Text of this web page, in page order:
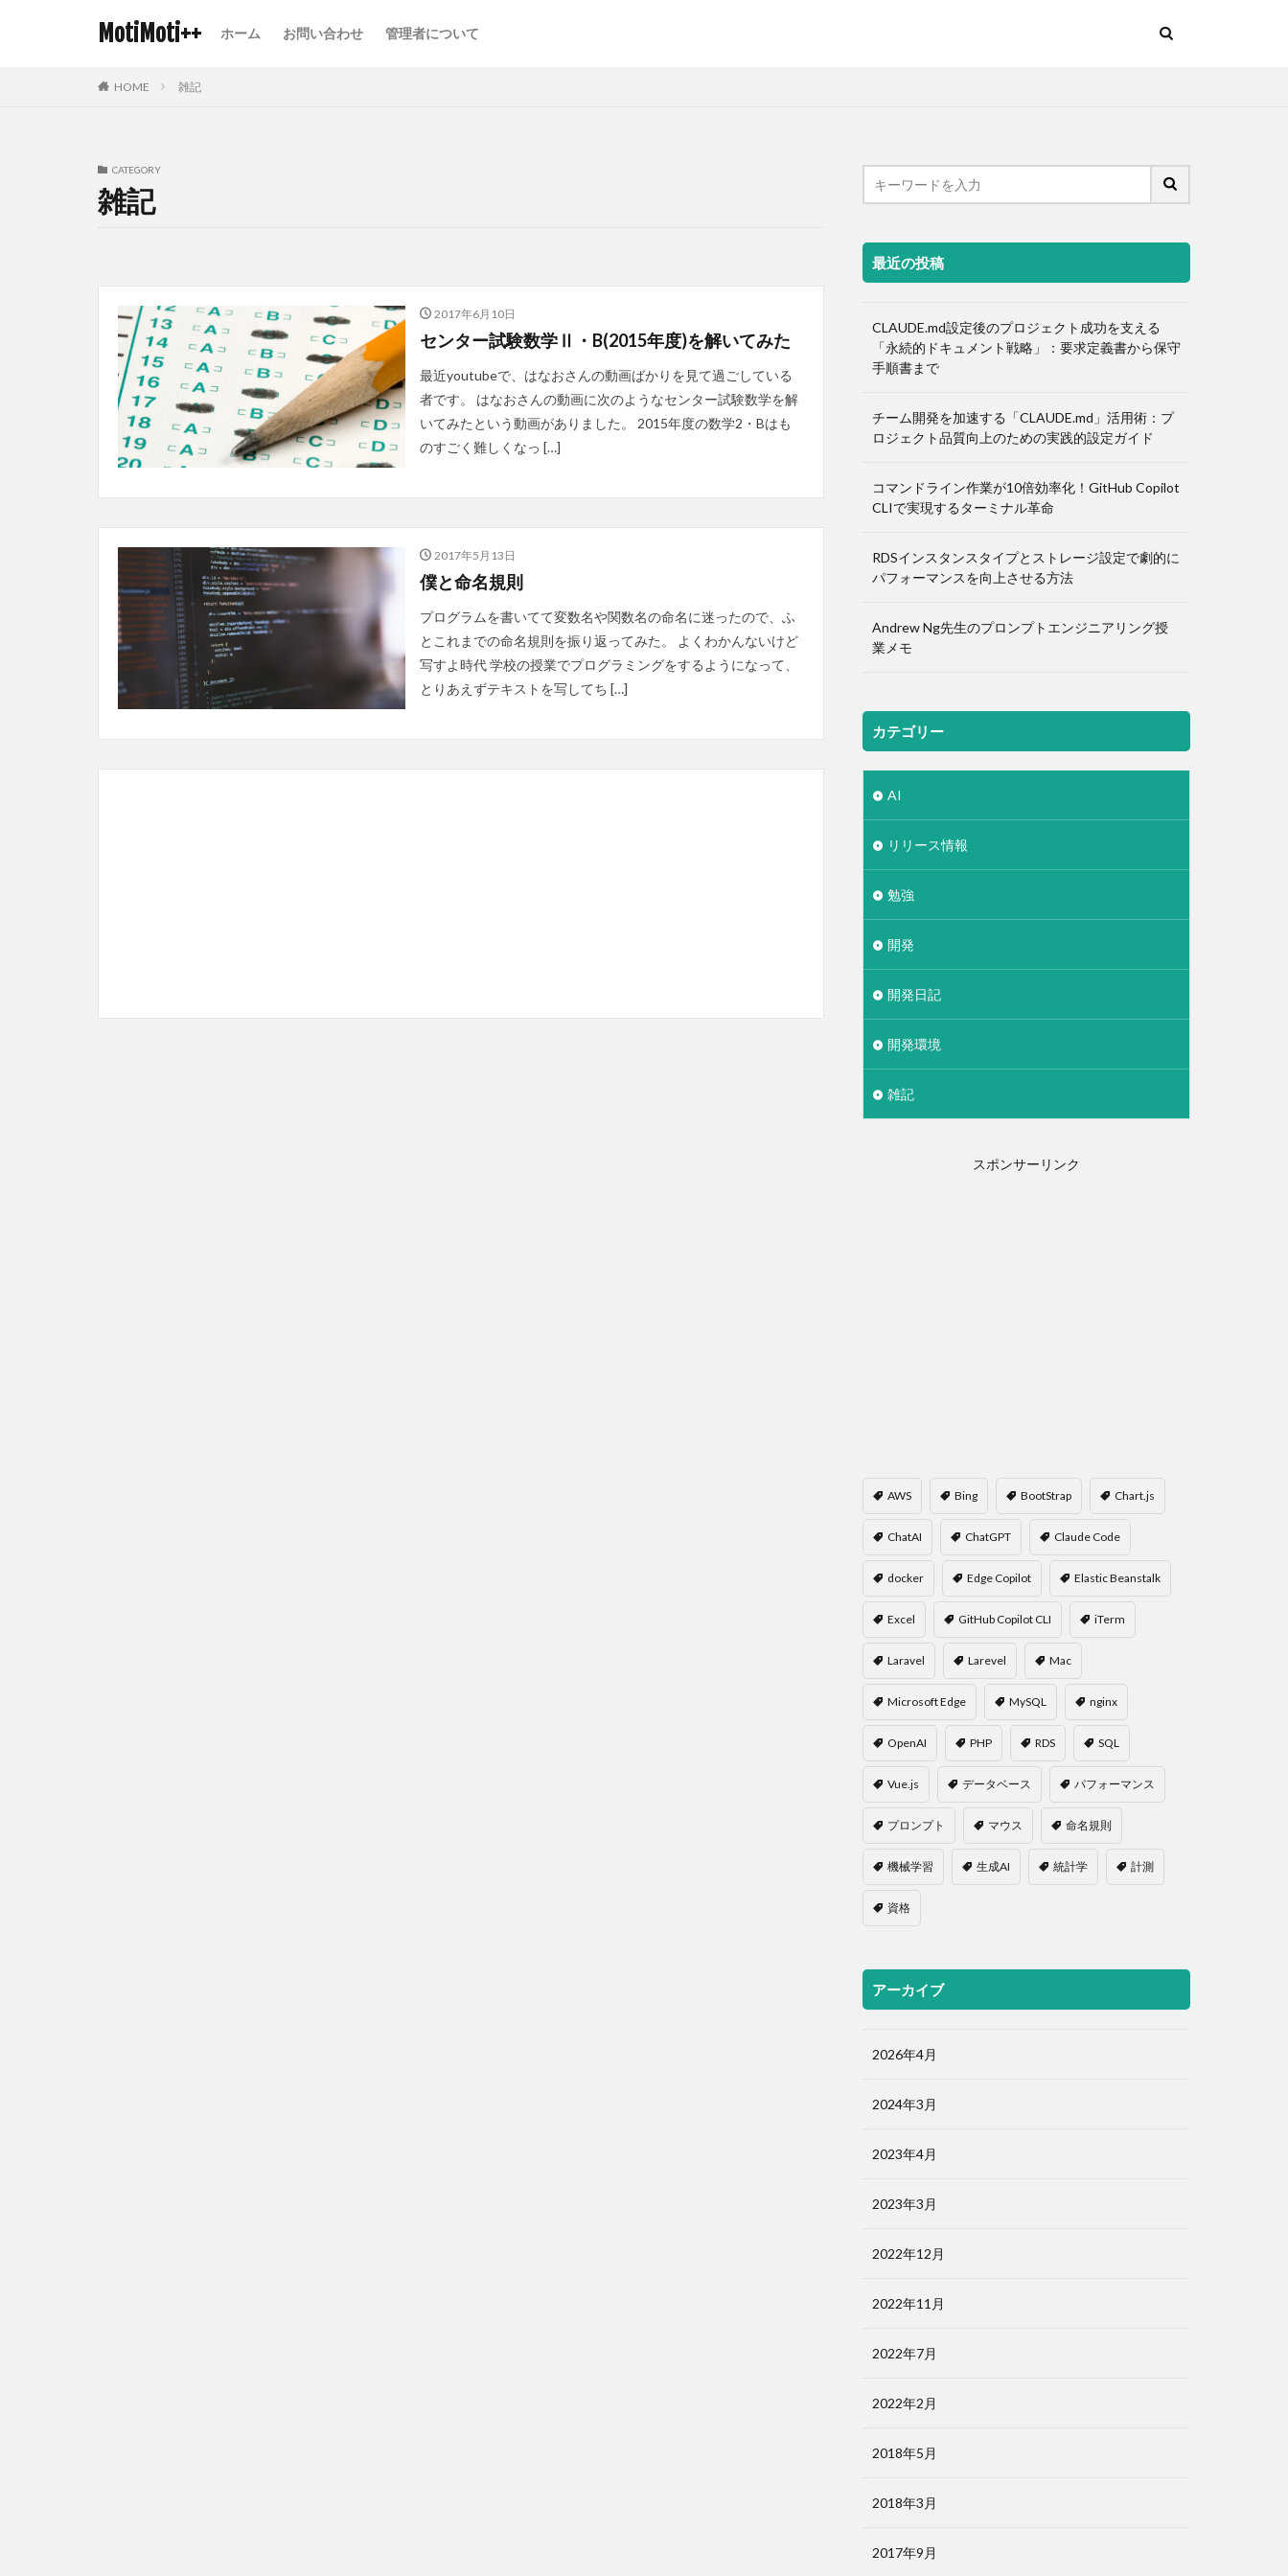
MotiMoti++ ホーム お問い合わせ 管理者について
HOME 雑記
CATEGORY
雑記
2017年6月10日
センター試験数学Ⅱ・B(2015年度)を解いてみた
最近youtubeで、はなおさんの動画ばかりを見て過ごしている
者です。 はなおさんの動画に次のようなセンター試験数学を解
いてみたという動画がありました。 2015年度の数学2・Bはも
のすごく難しくなっ […]
2017年5月13日
僕と命名規則
プログラムを書いてて変数名や関数名の命名に迷ったので、ふ
とこれまでの命名規則を振り返ってみた。 よくわかんないけど
写すよ時代 学校の授業でプログラミングをするようになって、
とりあえずテキストを写してち […]
最近の投稿
CLAUDE.md設定後のプロジェクト成功を支える
「永続的ドキュメント戦略」：要求定義書から保守
手順書まで
チーム開発を加速する「CLAUDE.md」活用術：プ
ロジェクト品質向上のための実践的設定ガイド
コマンドライン作業が10倍効率化！GitHub Copilot
CLIで実現するターミナル革命
RDSインスタンスタイプとストレージ設定で劇的に
パフォーマンスを向上させる方法
Andrew Ng先生のプロンプトエンジニアリング授
業メモ
カテゴリー
AI
リリース情報
勉強
開発
開発日記
開発環境
雑記
スポンサーリンク
AWS Bing BootStrap Chart.js
ChatAI ChatGPT Claude Code
docker Edge Copilot Elastic Beanstalk
Excel GitHub Copilot CLI iTerm
Laravel Larevel Mac
Microsoft Edge MySQL nginx
OpenAI PHP RDS SQL
Vue.js データベース パフォーマンス
プロンプト マウス 命名規則
機械学習 生成AI 統計学 計測
資格
アーカイブ
2026年4月
2024年3月
2023年4月
2023年3月
2022年12月
2022年11月
2022年7月
2022年2月
2018年5月
2018年3月
2017年9月